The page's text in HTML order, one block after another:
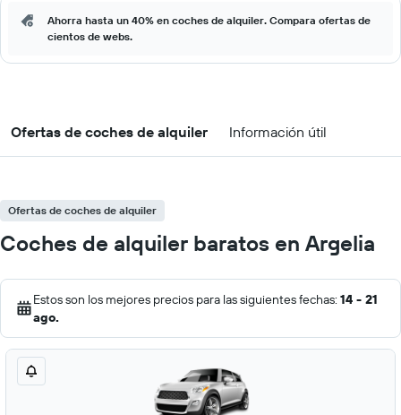
Ahorra hasta un 40% en coches de alquiler. Compara ofertas de
cientos de webs.
Ofertas de coches de alquiler Información útil
Ofertas de coches de alquiler
Coches de alquiler baratos en Argelia
Estos son los mejores precios para las siguientes fechas: 14 - 21
ago.